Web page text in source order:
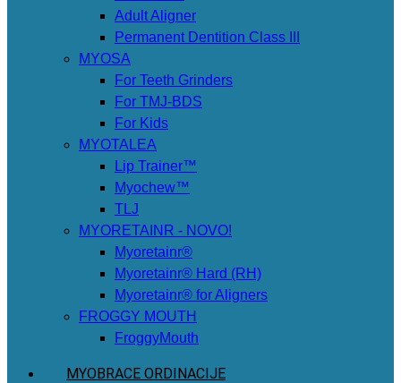
Adult Aligner
Permanent Dentition Class III
MYOSA
For Teeth Grinders
For TMJ-BDS
For Kids
MYOTALEA
Lip Trainer™
Myochew™
TLJ
MYORETAINR - NOVO!
Myoretainr®
Myoretainr® Hard (RH)
Myoretainr® for Aligners
FROGGY MOUTH
FroggyMouth
MYOBRACE ORDINACIJE